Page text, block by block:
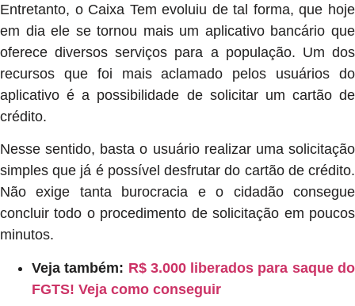
Entretanto, o Caixa Tem evoluiu de tal forma, que hoje
em dia ele se tornou mais um aplicativo bancário que
oferece diversos serviços para a população. Um dos
recursos que foi mais aclamado pelos usuários do
aplicativo é a possibilidade de solicitar um cartão de
crédito.
Nesse sentido, basta o usuário realizar uma solicitação
simples que já é possível desfrutar do cartão de crédito.
Não exige tanta burocracia e o cidadão consegue
concluir todo o procedimento de solicitação em poucos
minutos.
Veja também: R$ 3.000 liberados para saque do
FGTS! Veja como conseguir